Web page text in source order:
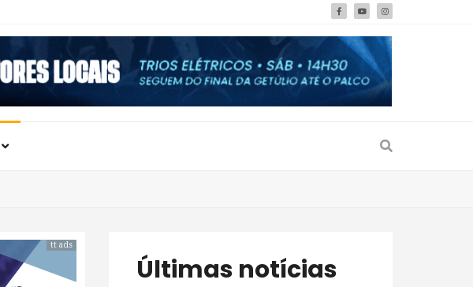
tt ads
Últimas notícias